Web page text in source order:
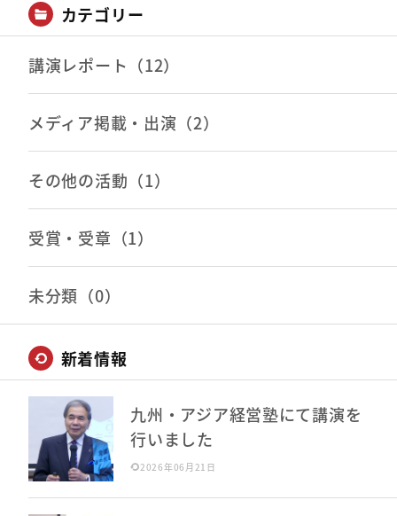
カテゴリー
講演レポート（12）
メディア掲載・出演（2）
その他の活動（1）
受賞・受章（1）
未分類（0）
新着情報
九州・アジア経営塾にて講演を
行いました
2026年06月21日